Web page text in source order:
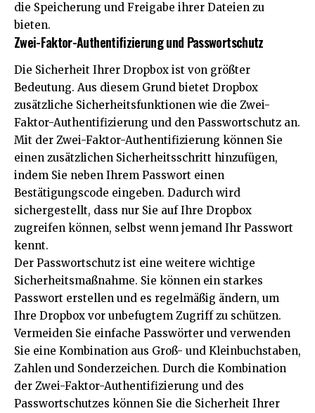
die Speicherung und Freigabe ihrer Dateien zu
bieten.
Zwei-Faktor-Authentifizierung und Passwortschutz
Die Sicherheit Ihrer Dropbox ist von größter
Bedeutung. Aus diesem Grund bietet Dropbox
zusätzliche Sicherheitsfunktionen wie die Zwei-
Faktor-Authentifizierung und den Passwortschutz an.
Mit der Zwei-Faktor-Authentifizierung können Sie
einen zusätzlichen Sicherheitsschritt hinzufügen,
indem Sie neben Ihrem Passwort einen
Bestätigungscode eingeben. Dadurch wird
sichergestellt, dass nur Sie auf Ihre Dropbox
zugreifen können, selbst wenn jemand Ihr Passwort
kennt.
Der Passwortschutz ist eine weitere wichtige
Sicherheitsmaßnahme. Sie können ein starkes
Passwort erstellen und es regelmäßig ändern, um
Ihre Dropbox vor unbefugtem Zugriff zu schützen.
Vermeiden Sie einfache Passwörter und verwenden
Sie eine Kombination aus Groß- und Kleinbuchstaben,
Zahlen und Sonderzeichen. Durch die Kombination
der Zwei-Faktor-Authentifizierung und des
Passwortschutzes können Sie die Sicherheit Ihrer